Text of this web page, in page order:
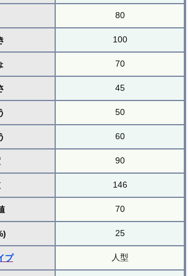
80
100
70
45
50
60
90
146
70
25
プ 人型